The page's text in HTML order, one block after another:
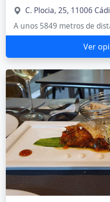
C. Plocia, 25, 11006
A unos 5849 metros de
Ver